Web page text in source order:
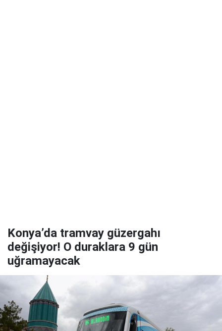
Konya’da tramvay güzergahı
değişiyor! O duraklara 9 gün
uğramayacak